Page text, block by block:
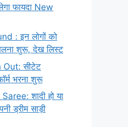
फायदा New
: इन लोगों को
शुरू, देख लिस्ट
सीटेट
भरना शुरू
शादी हो या
ड्रीम साड़ी